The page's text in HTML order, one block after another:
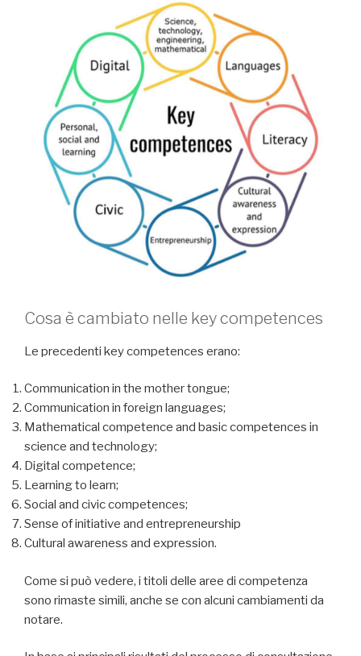
Cosa è cambiato nelle key competences
Le precedenti key competences erano:
Communication in the mother tongue;
Communication in foreign languages;
Mathematical competence and basic competences in
science and technology;
Digital competence;
Learning to learn;
Social and civic competences;
Sense of initiative and entrepreneurship
Cultural awareness and expression.
Come si può vedere, i titoli delle aree di competenza
sono rimaste simili, anche se con alcuni cambiamenti da
notare.